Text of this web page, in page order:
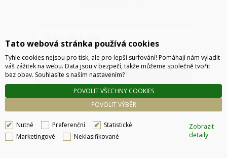
ODESLAT
Tato webová stránka používá cookies
Tyhle cookies nejsou pro tisk, ale pro lepší surfování! Pomáhají nám vyladit
váš zážitek na webu. Data jsou v bezpečí, takže můžeme společně tvořit
bez obav. Souhlasíte s naším nastavením?
POVOLIT VÝBĚR
POVOLIT VŠECHNY COOKIES
Nutné Preferenční
Statistické
Marketingové
Neklasifikované
Zobrazit
detaily